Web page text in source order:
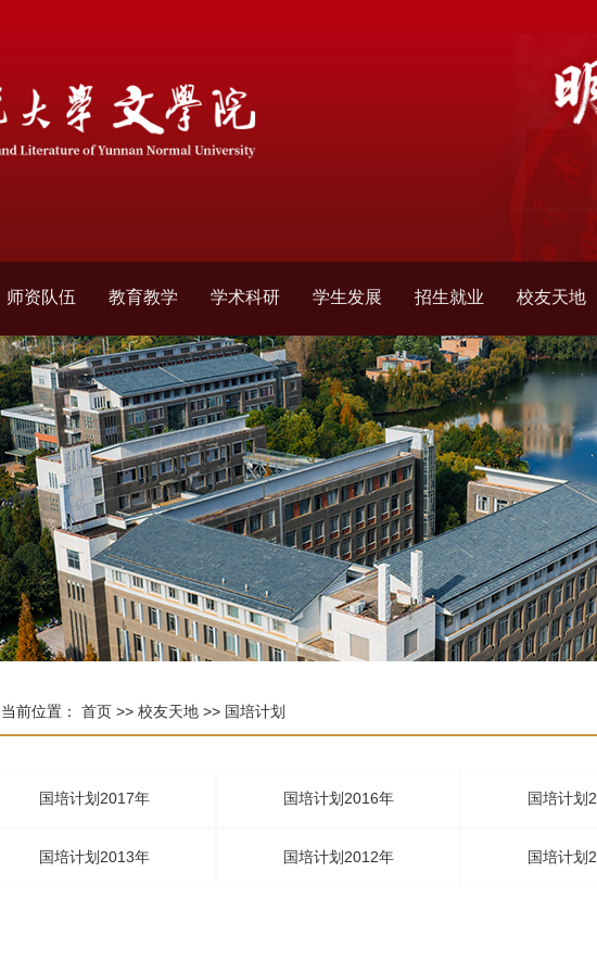
师资队伍 教育教学 学术科研 学生发展 招生就业 校友天地
当前位置： 首页>> 校友天地>> 国培计划
国培计划2017年 国培计划2016年 国培计划
国培计划2013年 国培计划2012年 国培计划